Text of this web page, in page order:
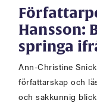
Hansson:
springa
Ann-Christine
författarskap och
och sakkunnig